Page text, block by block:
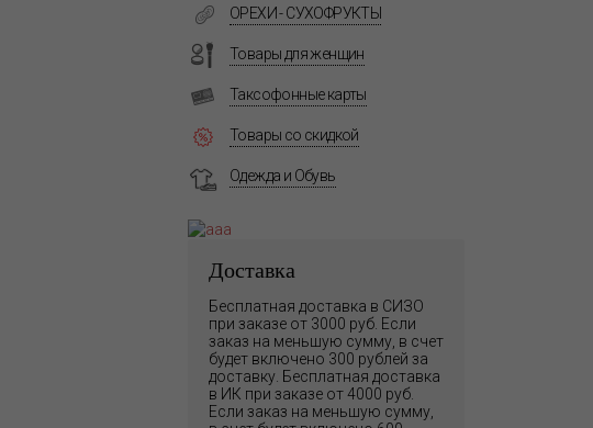
ОРЕХИ - СУХОФРУКТЫ
Товары для женщин
Таксофонные карты
Товары со скидкой
Одежда и Обувь
Доставка
Бесплатная доставка в СИЗО
при заказе от 3000 руб. Если
заказ на меньшую сумму, в счет
будет включено 300 рублей за
доставку. Бесплатная доставка
в ИК при заказе от 4000 руб.
Если заказ на меньшую сумму,